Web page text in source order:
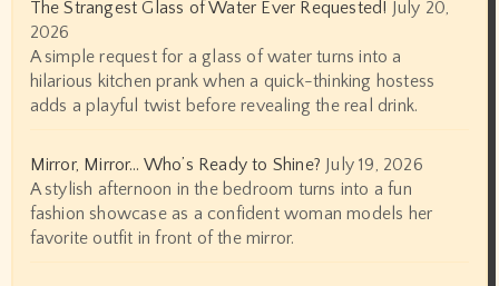
The Strangest Glass of Water Ever Requested! July 20,
2026
A simple request for a glass of water turns into a
hilarious kitchen prank when a quick-thinking hostess
adds a playful twist before revealing the real drink.
Mirror, Mirror… Who’s Ready to Shine? July 19, 2026
A stylish afternoon in the bedroom turns into a fun
fashion showcase as a confident woman models her
favorite outfit in front of the mirror.